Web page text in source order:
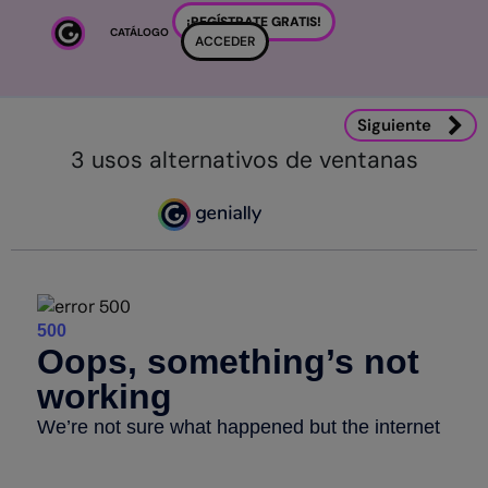
Salta al contenido principal
CATÁLOGO
¡REGÍSTRATE GRATIS!
ACCEDER
3 usos alternativos de ventanas
Siguiente